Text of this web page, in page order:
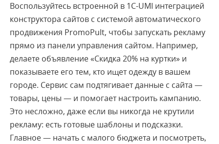
Воспользуйтесь встроенной в 1C-UMI интеграцией
конструктора сайтов с системой автоматического
продвижения PromoPult, чтобы запускать рекламу
прямо из панели управления сайтом. Например,
делаете объявление «Скидка 20% на куртки» и
показываете его тем, кто ищет одежду в вашем
городе. Сервис сам подтягивает данные с сайта —
товары, цены — и помогает настроить кампанию.
Это несложно, даже если вы никогда не крутили
рекламу: есть готовые шаблоны и подсказки.
Главное — начать с малого бюджета и посмотреть,